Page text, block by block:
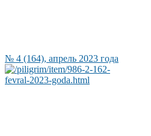
№ 4 (164), апрель 2023 года